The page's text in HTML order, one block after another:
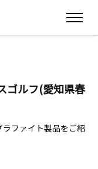
ゴルフ(愛知県春
ファイト製品をご紹